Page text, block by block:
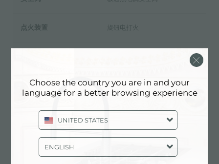
pdf
点火装置 旋钮电打火
标配天然气气嘴，包装内含LPG
类型 燃气灶
Choose the country you are in and your
language for a better browsing experience
UNITED STATES
ENGLISH